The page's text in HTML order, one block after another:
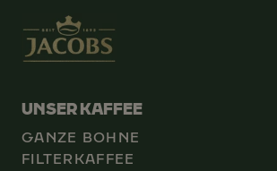
UNSER KAFFEE
GANZE BOHNE
FILTERKAFFEE